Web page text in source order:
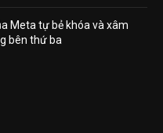
Meta tự bẻ khóa và xâm
bên thứ ba